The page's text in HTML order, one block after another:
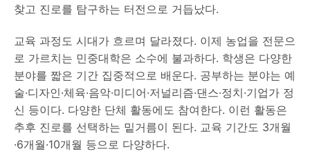
찾고 진로를 탐구하는 터전으로 거듭났다.
교육 과정도 시대가 흐르며 달라졌다. 이제 농업을 전문으
로 가르치는 민중대학은 소수에 불과하다. 학생은 다양한
분야를 짧은 기간 집중적으로 배운다. 공부하는 분야는 예
술·디자인·체육·음악·미디어·저널리즘·댄스·정치·기업가 정
신 등이다. 다양한 단체 활동에도 참여한다. 이런 활동은
추후 진로를 선택하는 밑거름이 된다. 교육 기간도 3개월
·6개월·10개월 등으로 다양하다.